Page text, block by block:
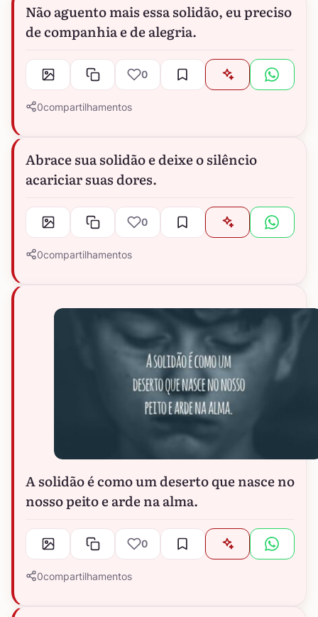
Não aguento mais essa solidão, eu preciso
de companhia e de alegria.
0
0compartilhamentos
Abrace sua solidão e deixe o silêncio
acariciar suas dores.
0
0compartilhamentos
A solidão é como um deserto que nasce no
nosso peito e arde na alma.
0
0compartilhamentos